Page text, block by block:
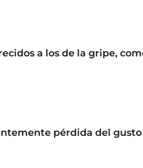
a los de la gripe,
pérdida del gusto